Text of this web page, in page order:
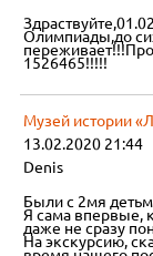
Олимпиады,до
1526465!!!!!
Музей истории
13.02.2020 21:44
Denis
Были с 2мя
Я сама впервые,
даже не сразу
На экскурсию,